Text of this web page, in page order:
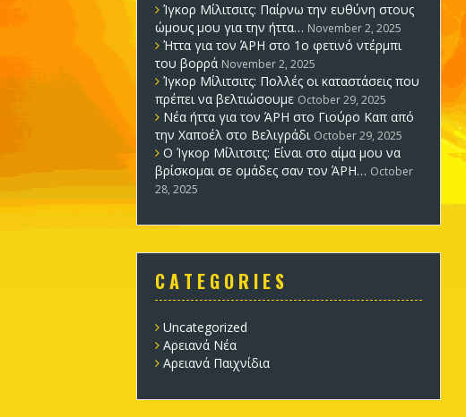
Ίγκορ Μίλιτσιτς: Παίρνω την ευθύνη στους
ώμους μου για την ήττα… November 2, 2025
Ήττα για τον ΆΡΗ στο 1ο φετινό ντέρμπι
του βορρά November 2, 2025
Ίγκορ Μίλιτσιτς: Πολλές οι καταστάσεις που
πρέπει να βελτιώσουμε October 29, 2025
Νέα ήττα για τον ΆΡΗ στο Γιούρο Καπ από
την Χαποέλ στο Βελιγράδι October 29, 2025
Ο Ίγκορ Μίλιτσιτς: Είναι στο αίμα μου να
βρίσκομαι σε ομάδες σαν τον ΆΡΗ… October
28, 2025
C A T E G O R I E S
Uncategorized
Αρειανά Νέα
Αρειανά Παιχνίδια